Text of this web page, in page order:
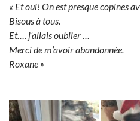
« Et oui! On est presque copines
Bisous à tous.
Et…. j’allais oublier …
Merci de m’avoir abandonnée.
Roxane »